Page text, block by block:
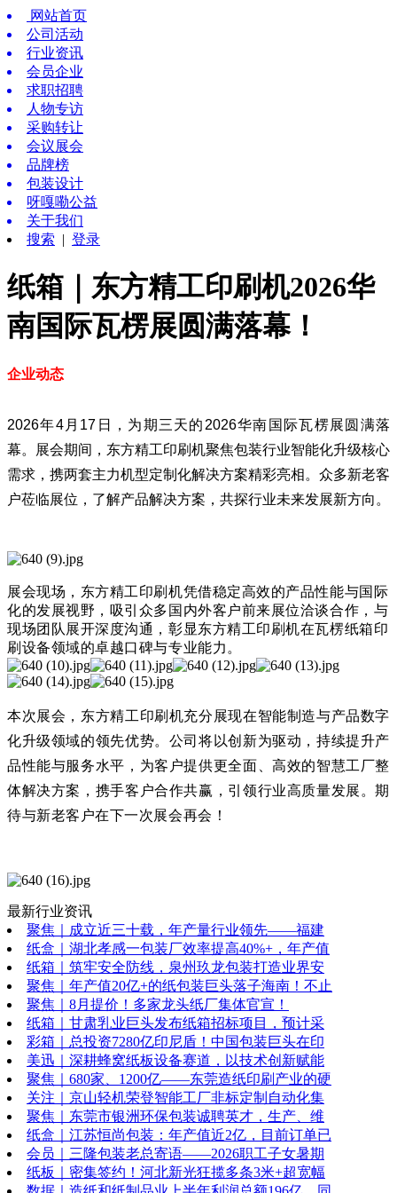
网站首页
公司活动
行业资讯
会员企业
求职招聘
人物专访
采购转让
会议展会
品牌榜
包装设计
呀嘎嘞公益
关于我们
搜索 | 登录
纸箱｜东方精工印刷机2026华
南国际瓦楞展圆满落幕！
企业动态
2026年4月17日，为期三天的2026华南国际瓦楞展圆满落
幕。展会期间， 东方精工印刷机聚焦包装行业智能化升级核心
需求，携两套主力机型定制化解决方案精彩亮相。众多新老客
户莅临展位，了解产品解决方案，共探行业未来发展新方向。
展会现场，东方精工印刷机凭借稳定高效的产品性能与国际
化的发展视野，吸引众多国内外客户前来展位洽谈合作，与
现场团队展开深度沟通，彰显东方精工印刷机在瓦楞纸箱印
刷设备领域的卓越口碑与专业能力。
本次展会，东方精工印刷机充分展现在智能制造与产品数字
化升级领域的领先优势。公司将以创新为驱动，持续提升产
品性能与服务水平，为客户提供更全面、高效的智慧工厂整
体解决方案，携手客户合作共赢，引领行业高质量发展。期
待与新老客户在下一次展会再会！
最新行业资讯
聚焦｜成立近三十载，年产量行业领先——福建
纸盒｜湖北孝感一包装厂效率提高40%+，年产值
纸箱｜筑牢安全防线，泉州玖龙包装打造业界安
聚焦｜年产值20亿+的纸包装巨头落子海南！不止
聚焦｜8月提价！多家龙头纸厂集体官宣！
纸箱｜甘肃乳业巨头发布纸箱招标项目，预计采
彩箱｜总投资7280亿印尼盾！中国包装巨头在印
美迅｜深耕蜂窝纸板设备赛道，以技术创新赋能
聚焦｜680家、1200亿——东莞造纸印刷产业的硬
关注｜京山轻机荣登智能工厂非标定制自动化集
聚焦｜东莞市银洲环保包装诚聘英才，生产、维
纸盒｜江苏恒尚包装：年产值近2亿，目前订单已
会员｜三隆包装老总寄语——2026职工子女暑期
纸板｜密集签约！河北新光狂揽多条3米+超宽幅